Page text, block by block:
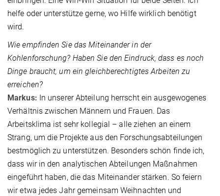
helfe oder unterstütze gerne, wo Hilfe wirklich benötigt
wird.
Wie empfinden Sie das Miteinander in der
Kohlenforschung? Haben Sie den Eindruck, dass es noch
Dinge braucht, um ein gleichberechtigtes Arbeiten zu
erreichen?
Markus: In unserer Abteilung herrscht ein ausgewogenes
Verhältnis zwischen Männern und Frauen. Das
Arbeitsklima ist sehr kollegial – alle ziehen an einem
Strang, um die Projekte aus den Forschungsabteilungen
bestmöglich zu unterstützen. Besonders schön finde ich,
dass wir in den analytischen Abteilungen Maßnahmen
eingeführt haben, die das Miteinander stärken. So feiern
wir etwa jedes Jahr gemeinsam Weihnachten und